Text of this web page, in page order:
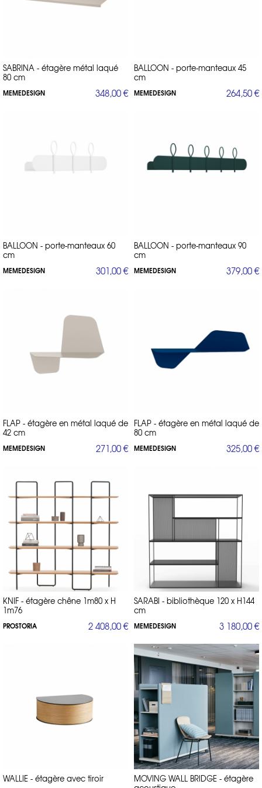
SABRINA - étagère métal laqué
80 cm
MEMEDESIGN 348,00 €
BALLOON - porte-manteaux 45
cm
MEMEDESIGN 264,50 €
BALLOON - porte-manteaux 60
cm
MEMEDESIGN 301,00 €
BALLOON - porte-manteaux 90
cm
MEMEDESIGN 379,00 €
FLAP - étagère en métal laqué de
42 cm
MEMEDESIGN 271,00 €
FLAP - étagère en métal laqué de
80 cm
MEMEDESIGN 325,00 €
KNIF - étagère chêne 1m80 x H
1m76
PROSTORIA 2 408,00 €
SARABI - bibliothèque 120 x H144
cm
MEMEDESIGN 3 180,00 €
WALLIE - étagère avec tiroir
MOVING WALL BRIDGE - étagère